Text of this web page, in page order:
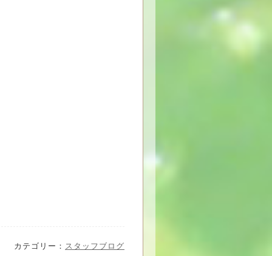
カテゴリー： スタッフブログ